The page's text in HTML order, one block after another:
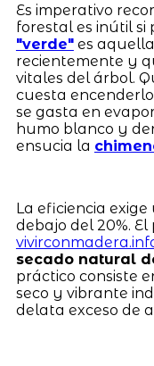
Es imperativo
forestal es inútil si
"verde"es
recientemente y
vitales del árbol.
cuesta
se gasta en
humo blanco y
ensucia la
La eficiencia
debajo del 20%.
secado natural
práctico consiste
seco y vibrante
delata exceso de